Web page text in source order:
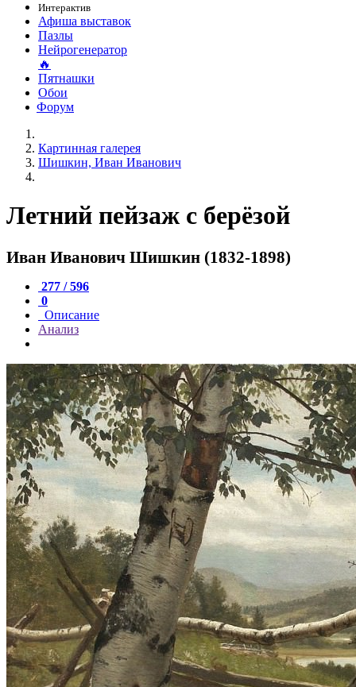
Интерактив
Афиша выставок
Пазлы
Нейрогенератор
🔥
Пятнашки
Обои
Форум
Картинная галерея
Шишкин, Иван Иванович
Летний пейзаж с берёзой
Иван Иванович Шишкин (1832-1898)
277 / 596
0
Описание
Анализ